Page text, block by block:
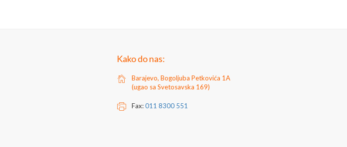
Kako do nas:
Barajevo, Bogoljuba Petkovića 1A
(ugao sa Svetosavska 169)
Fax:011 8300 551